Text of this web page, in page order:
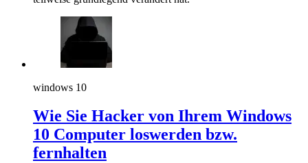
windows 10
Wie Sie Hacker von Ihrem Windows
10 Computer loswerden bzw.
fernhalten